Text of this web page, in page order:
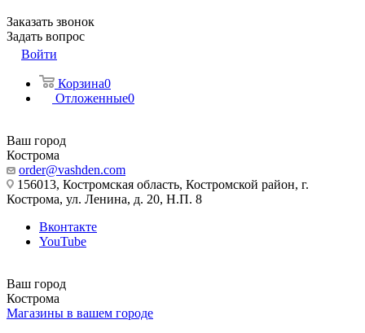
Заказать звонок
Задать вопрос
Войти
Корзина0
Отложенные0
Ваш город
Кострома
order@vashden.com
156013, Костромская область, Костромской район, г.
Кострома, ул. Ленина, д. 20, Н.П. 8
Вконтакте
YouTube
Ваш город
Кострома
Магазины в вашем городе